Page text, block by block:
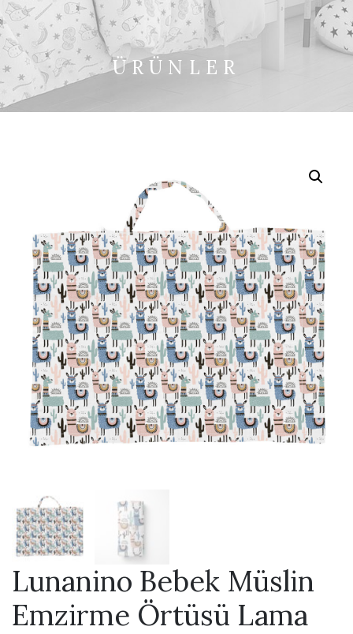
ÜRÜNLER
Lunanino Bebek Müslin
Emzirme Örtüsü Lama